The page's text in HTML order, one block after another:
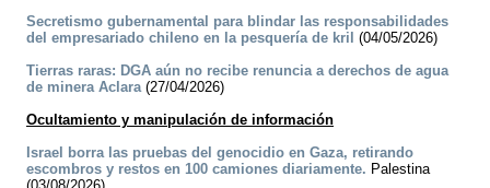
Secretismo gubernamental para blindar las responsabilidades
del empresariado chileno en la pesquería de kril (04/05/2026)
Tierras raras: DGA aún no recibe renuncia a derechos de agua
de minera Aclara(27/04/2026)
Ocultamiento y manipulación de información
Israel borra las pruebas del genocidio en Gaza, retirando
escombros y restos en 100 camiones diariamente. Palestina